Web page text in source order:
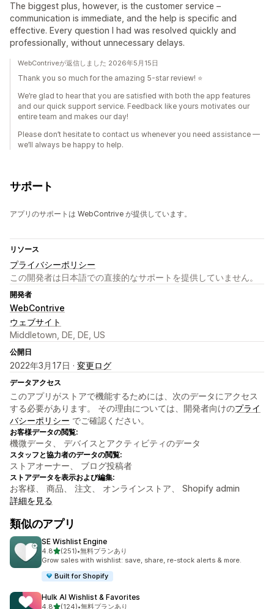
The biggest plus, however, is the customer service –
communication is immediate, and the help is specific and
effective. Every question I had was resolved quickly and
professionally, without unnecessary delays.
WebContriveが返信しました 2026年5月15日
Thank you so much for the amazing 5-star review! ⭐
We’re glad to hear that you are satisfied with both the app features
and our quick support service. Feedback like yours motivates our
entire team and makes our day!
Please don’t hesitate to contact us whenever you need assistance —
we’ll always be happy to help.
サポート
アプリのサポートは WebContrive が提供しています。
リソース
プライバシーポリシー
この開発者は日本語での直接的なサポートを提供していません。
開発者
WebContrive
ウェブサイト
Middletown, DE, DE, US
公開日
2022年3月17日 · 変更ログ
データアクセス
このアプリがストアで機能するためには、次のデータにアクセス
する必要があります。 その理由については、開発者向けのプライ
バシーポリシー でご確認ください。
お客様データの閲覧:
機微データ、 デバイスとアクティビティのデータ
スタッフと協力者のデータの閲覧:
ストアオーナー、 ブログ投稿者
ストアデータを表示および編集:
お客様、 商品、 注文、 オンラインストア、 Shopify admin
詳細を見る
類似のアプリ
SE Wishlist Engine
4.85つ星中
(251)
合計レビュー数：251件
•無料プランあり
Grow sales with wishlist: save, share, re-stock alerts & more.
Built for Shopify
Hulk AI Wishlist & Favorites
4.85つ星中
(124)•無料プランあり